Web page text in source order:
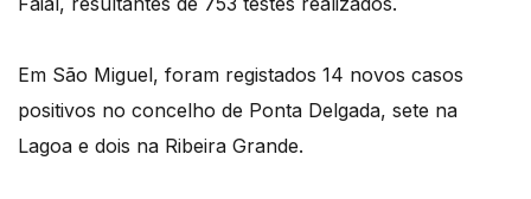
Em São Miguel, foram registados 14 novos casos
positivos no concelho de Ponta Delgada, sete na
Lagoa e dois na Ribeira Grande.